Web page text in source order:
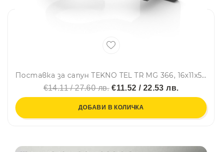
Поставка за сапун TEKNO TEL TR MG 366, 16х11х5 см, Закрепване с дюбел, Матово черно
€14.11 / 27.60 лв.€11.52 / 22.53 лв.
ДОБАВИ В КОЛИЧКА